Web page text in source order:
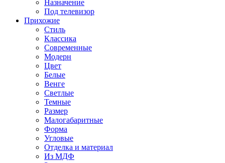
Назначение
Под телевизор
Прихожие
Стиль
Классика
Современные
Модерн
Цвет
Белые
Венге
Светлые
Темные
Размер
Малогабаритные
Форма
Угловые
Отделка и материал
Из МДФ